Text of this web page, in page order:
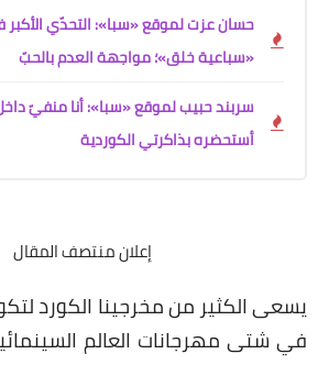
حسان عزت لموقع «سبا»: التحدّي
«سباعية خلق»؛ مواجهة العدم بالحبّ
سربند حبيب لموقع «سبا»: أنا منفيّ
أستحضره بذاكرتي الكوردية
إعلان منتصف المقال
يسعى الكثير من مخرجينا الكورد
في شتى مهرجانات العالم